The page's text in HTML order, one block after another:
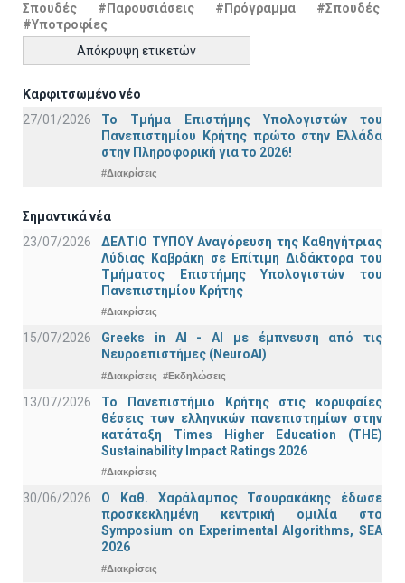
Σπουδές
#Παρουσιάσεις #Πρόγραμμα
#Σπουδές
#Υποτροφίες
Απόκρυψη ετικετών
Καρφιτσωμένο νέο
27/01/2026
Το Τμήμα Επιστήμης Υπολογιστών του
Πανεπιστημίου Κρήτης πρώτο στην Ελλάδα
στην Πληροφορική για το 2026!
#Διακρίσεις
Σημαντικά νέα
23/07/2026
ΔΕΛΤΙΟ ΤΥΠΟΥ Αναγόρευση της Καθηγήτριας
Λύδιας Καβράκη σε Επίτιμη Διδάκτορα του
Τμήματος Επιστήμης Υπολογιστών του
Πανεπιστημίου Κρήτης
#Διακρίσεις
15/07/2026
Greeks in AI - ΑΙ με έμπνευση από τις
Νευροεπιστήμες (NeuroAI)
#Διακρίσεις #Εκδηλώσεις
13/07/2026
Το Πανεπιστήμιο Κρήτης στις κορυφαίες
θέσεις των ελληνικών πανεπιστημίων στην
κατάταξη Times Higher Education (ΤΗΕ)
Sustainability Impact Ratings 2026
#Διακρίσεις
30/06/2026
Ο Καθ. Χαράλαμπος Τσουρακάκης έδωσε
προσκεκλημένη κεντρική ομιλία στο
Symposium on Experimental Algorithms, SEA
2026
#Διακρίσεις